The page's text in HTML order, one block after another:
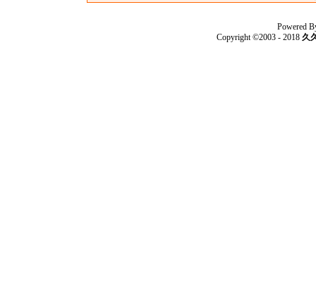
Powered
Copyright ©2003 - 2018 久